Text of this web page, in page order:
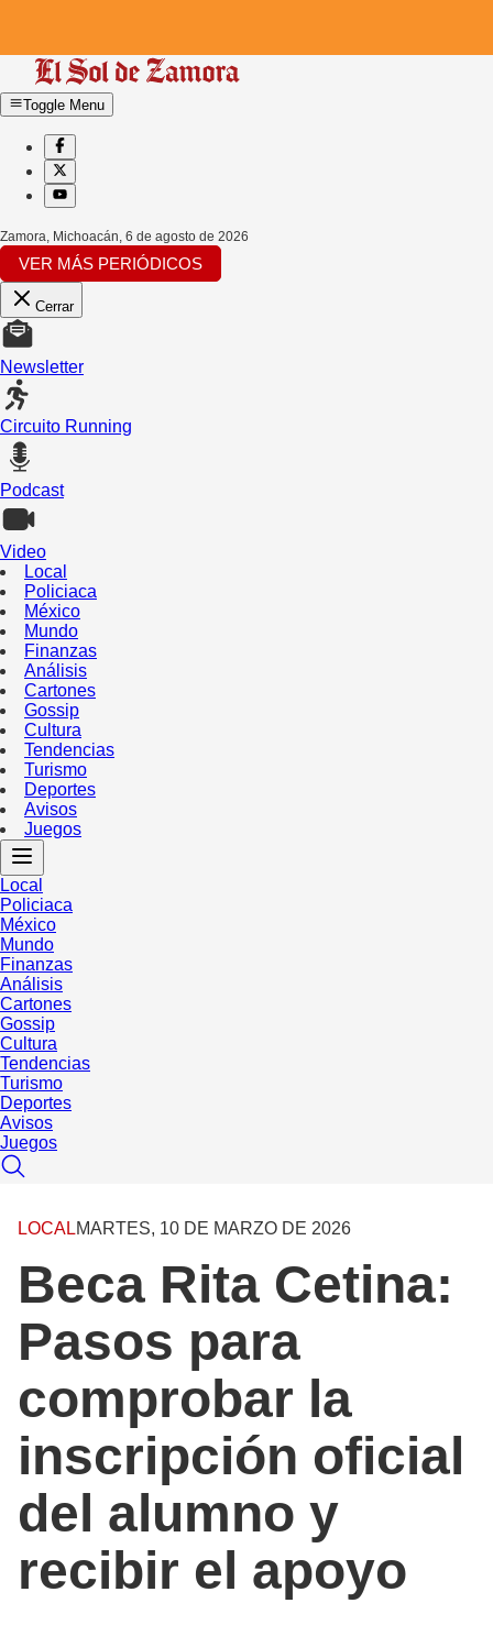
Toggle Menu
Zamora, Michoacán, 6 de agosto de 2026
VER MÁS PERIÓDICOS
Cerrar
Newsletter
Circuito Running
Podcast
Video
Local
Policiaca
México
Mundo
Finanzas
Análisis
Cartones
Gossip
Cultura
Tendencias
Turismo
Deportes
Avisos
Juegos
Local
Policiaca
México
Mundo
Finanzas
Análisis
Cartones
Gossip
Cultura
Tendencias
Turismo
Deportes
Avisos
Juegos
LOCALMARTES, 10 DE MARZO DE 2026
Beca Rita Cetina:
Pasos para
comprobar la
inscripción oficial
del alumno y
recibir el apoyo